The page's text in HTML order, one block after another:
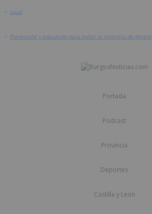
> Local
> Prevención y educación para evitar la violencia de género
Portada
Podcast
Provincia
Deportes
Castilla y León